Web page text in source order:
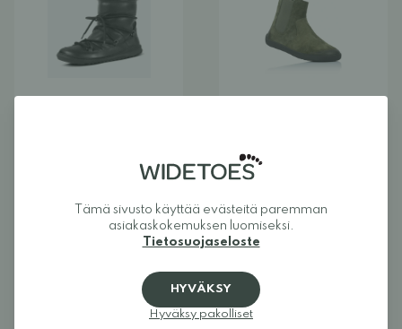
Norwalk Capella
paljasjalkanilkkurit
ALE PALJASJALKAKENKÄ
Tämä sivusto käyttää evästeitä paremman
asiakaskokemuksen luomiseksi.
Tietosuojaseloste
HYVÄKSY
Hyväksy pakolliset